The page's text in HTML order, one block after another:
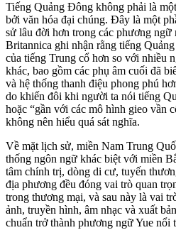
Tiếng Quảng Đông không phải là
bởi văn hóa đại chúng. Đây là một
sử lâu đời hơn trong các phương
Britannica ghi nhận rằng tiếng
của tiếng Trung cổ hơn so với nhiều
khác, bao gồm các phụ âm cuối đã
và hệ thống thanh điệu phong phú
do khiến đôi khi người ta nói tiếng
hoặc “gần với các mô hình gieo vần
không nên hiểu quá sát nghĩa.
Về mặt lịch sử, miền Nam Trung
thống ngôn ngữ khác biệt với miền
tâm chính trị, dòng di cư, tuyến
địa phương đều đóng vai trò quan
trong thương mại, và sau này là vai
ảnh, truyền hình, âm nhạc và xuất
chuẩn trở thành phương ngữ Yue nổi